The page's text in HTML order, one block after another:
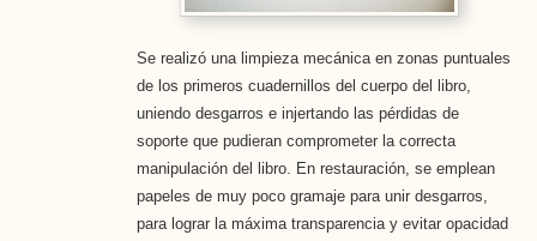
Se realizó una limpieza mecánica en zonas puntuales
de los primeros cuadernillos del cuerpo del libro,
uniendo desgarros e injertando las pérdidas de
soporte que pudieran comprometer la correcta
manipulación del libro. En restauración, se emplean
papeles de muy poco gramaje para unir desgarros,
para lograr la máxima transparencia y evitar opacidad